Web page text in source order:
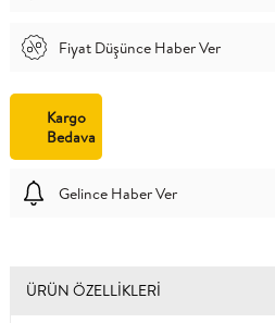
Fiyat Düşünce Haber Ver
Kargo
Bedava
Gelince Haber Ver
ÜRÜN ÖZELLIKLERI